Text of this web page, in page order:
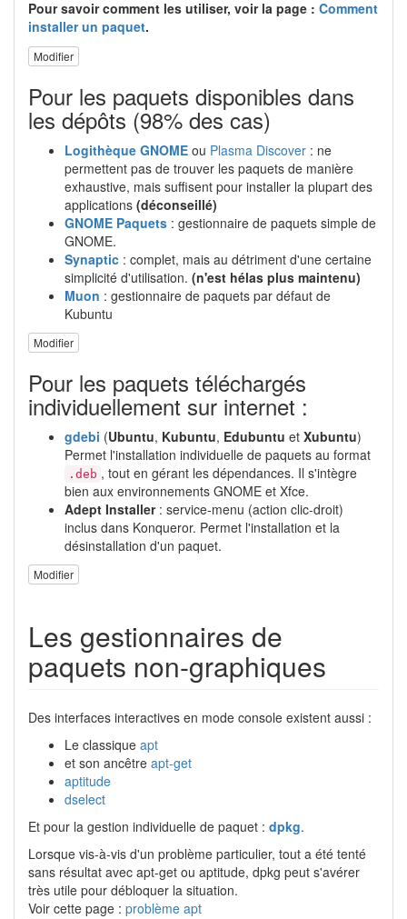
Pour savoir comment les utiliser, voir la page : Comment
installer un paquet.
Modifier
Pour les paquets disponibles dans
les dépôts (98% des cas)
Logithèque GNOME ou Plasma Discover : ne
permettent pas de trouver les paquets de manière
exhaustive, mais suffisent pour installer la plupart des
applications (déconseillé)
GNOME Paquets : gestionnaire de paquets simple de
GNOME.
Synaptic : complet, mais au détriment d'une certaine
simplicité d'utilisation. (n'est hélas plus maintenu)
Muon : gestionnaire de paquets par défaut de
Kubuntu
Modifier
Pour les paquets téléchargés
individuellement sur internet :
gdebi (Ubuntu, Kubuntu, Edubuntu et Xubuntu)
Permet l'installation individuelle de paquets au format
.deb , tout en gérant les dépendances. Il s'intègre
bien aux environnements GNOME et Xfce.
Adept Installer: service-menu (action clic-droit)
inclus dans Konqueror. Permet l'installation et la
désinstallation d'un paquet.
Modifier
Les gestionnaires de
paquets non-graphiques
Des interfaces interactives en mode console existent aussi :
Le classique apt
et son ancêtre apt-get
aptitude
dselect
Et pour la gestion individuelle de paquet : dpkg.
Lorsque vis-à-vis d'un problème particulier, tout a été tenté
sans résultat avec apt-get ou aptitude, dpkg peut s'avérer
très utile pour débloquer la situation.
Voir cette page : problème apt